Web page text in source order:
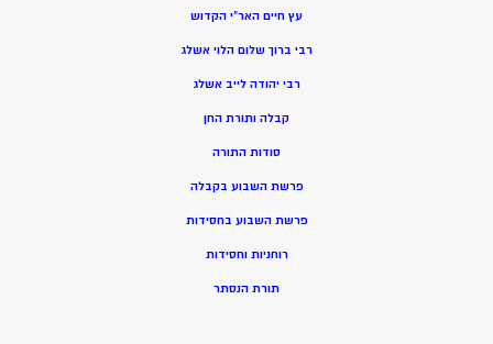
עץ חיים האר”י הקדוש
רבי ברוך שלום הלוי אשלג
רבי יהודה לייב אשלג
קבלה ותורת החן
סודות התורה
פרשת השבוע בקבלה
פרשת השבוע בחסידות
רוחניות וחסידות
תורת הנסתר